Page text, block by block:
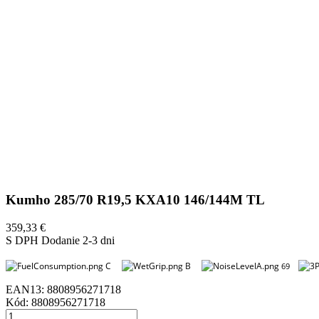
Kumho 285/70 R19,5 KXA10 146/144M TL
359,33 €
S DPH Dodanie 2-3 dni
C B 69
EAN13: 8808956271718
Kód: 8808956271718